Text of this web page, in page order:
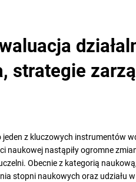
strategie
z kluczowych instrumentów
naukowej nastąpiły ogromne
Obecnie z kategorią
stopni naukowych oraz udziału